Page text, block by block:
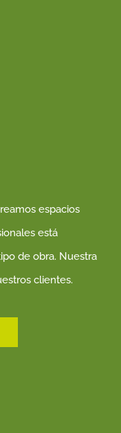
espacios
está
de obra. Nuestra
clientes.